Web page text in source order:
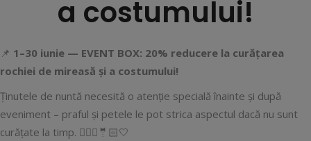
a costumului!
📌 1–30 iunie — EVENT BOX: 20% reducere la curățarea
rochiei de mireasă și a costumului!
Ținutele de nuntă necesită o atenție specială înainte și după
eveniment – praful și petele le pot strica aspectul dacă nu sunt
curățate la timp. 👰🏻‍♀️🤵🏻🤍